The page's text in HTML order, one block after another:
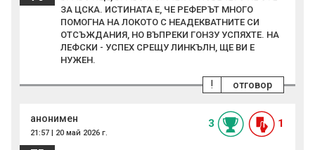
ЗА ЦСКА. ИСТИНАТА Е, ЧЕ РЕФЕРЪТ МНОГО
ПОМОГНА НА ЛОКОТО С НЕАДЕКВАТНИТЕ СИ
ОТСЪЖДАНИЯ, НО ВЪПРЕКИ ГОНЗУ УСПЯХТЕ. НА
ЛЕФСКИ - УСПЕХ СРЕЩУ ЛИНКЪЛН, ЩЕ ВИ Е
НУЖЕН.
отговор
!
анонимен
21:57 | 20 май 2026 г.
3 1